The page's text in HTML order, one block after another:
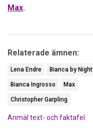
Max.
Relaterade ämnen:
Lena Endre Bianca by Night
Bianca Ingrosso Max
Christopher Garpling
Anmäl text- och faktafel